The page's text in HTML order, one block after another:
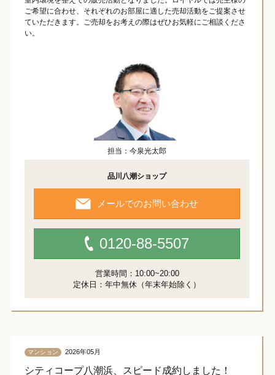
ご希望に合わせ、それぞれのお部屋に適した売却活動をご提案させ
ていただきます。ご売却をお考えの際はぜひお気軽にご相談くださ
い。
担当：今泉光太郎
品川八潮ショップ
メールでのお問い合わせ
0120-88-5507
営業時間：10:00~20:00
定休日：年中無休（年末年始除く）
マンション 2026年05月
シティコープ八潮浜、スピード成約しました！